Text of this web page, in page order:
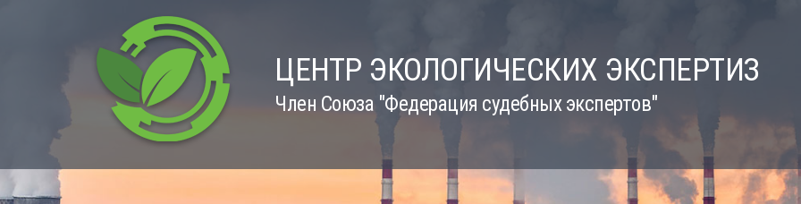
ЦЕНТР ЭКОЛОГИЧЕСКИХ ЭКСПЕРТИЗ
Член Союза "Федерация судебных экспертов"